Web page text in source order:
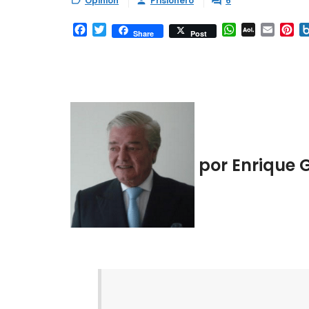
Facebook
TwitterShare Post WhatsApp
AOL Email
por Enrique